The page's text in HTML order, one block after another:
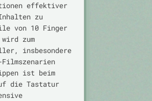
effektiver
zu
von 10 Finger
zum
insbesondere
ist beim
die Tastatur